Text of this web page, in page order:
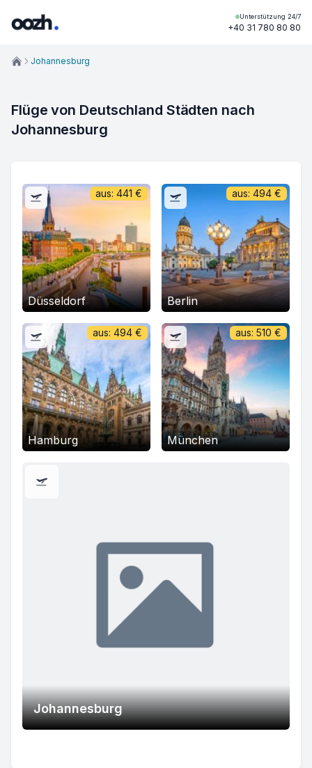
Unterstützung 24/7
+40 31 780 80 80
Johannesburg
Flüge von Deutschland Städten nach
Johannesburg
Düsseldorf
aus: 441 €
Berlin
aus: 494 €
Hamburg
aus: 494 €
München
aus: 510 €
Johannesburg